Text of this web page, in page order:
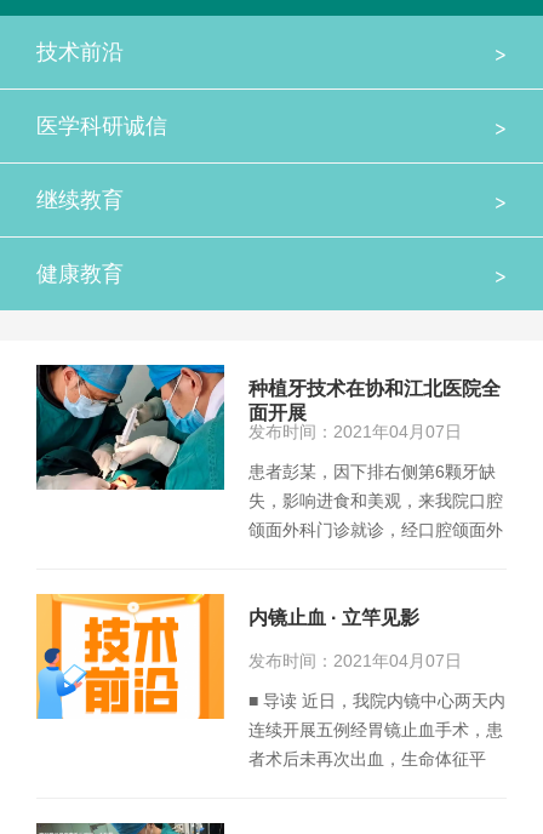
>
技术前沿
>
医学科研诚信
>
继续教育
>
健康教育
种植牙技术在协和江北医院全
面开展
发布时间：2021年04月07日
患者彭某，因下排右侧第6颗牙缺
失，影响进食和美观，来我院口腔
颌面外科门诊就诊，经口腔颌面外
内镜止血 · 立竿见影
发布时间：2021年04月07日
■ 导读 近日，我院内镜中心两天内
连续开展五例经胃镜止血手术，患
者术后未再次出血，生命体征平